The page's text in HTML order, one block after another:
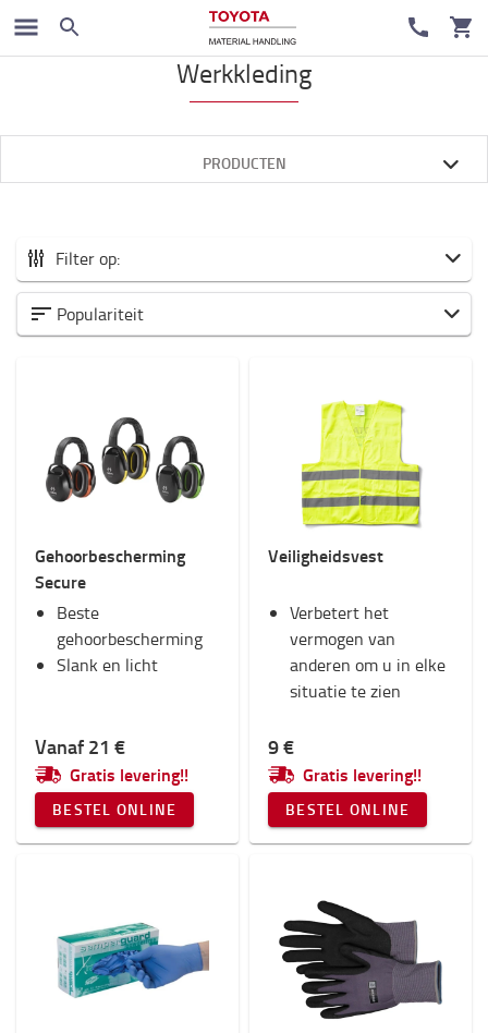
Accessoires
Werkkleding
PRODUCTEN
Filter op:
Alle Accessoires
Veiligheid
Trolleys en steps
Batterij en Electronica
RAM-montage
Werkkleding
Toyota-fanshop
Verlichting
Winter
Categorie
Werkhandschoenen
Veiligheidsvesten
Gehoorbescherming(1)
Populariteit
Gehoorbescherming
Secure
Beste
gehoorbescherming
Slank en licht
Vanaf 21 €
Gratis levering!!
BESTEL ONLINE
Veiligheidsvest
Verbetert het
vermogen van
anderen om u in elke
situatie te zien
9 €
Gratis levering!!
BESTEL ONLINE